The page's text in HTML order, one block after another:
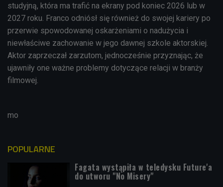
studyjną, która ma trafić na ekrany pod koniec 2026 lub w
2027 roku. Franco odniósł się również do swojej kariery po
przerwie spowodowanej oskarżeniami o nadużycia i
niewłaściwe zachowanie w jego dawnej szkole aktorskiej.
Aktor zaprzeczał zarzutom, jednocześnie przyznając, że
ujawniły one ważne problemy dotyczące relacji w branży
filmowej.
mo
POPULARNE
Fagata wystąpiła w teledysku Future'a
do utworu "No Misery"